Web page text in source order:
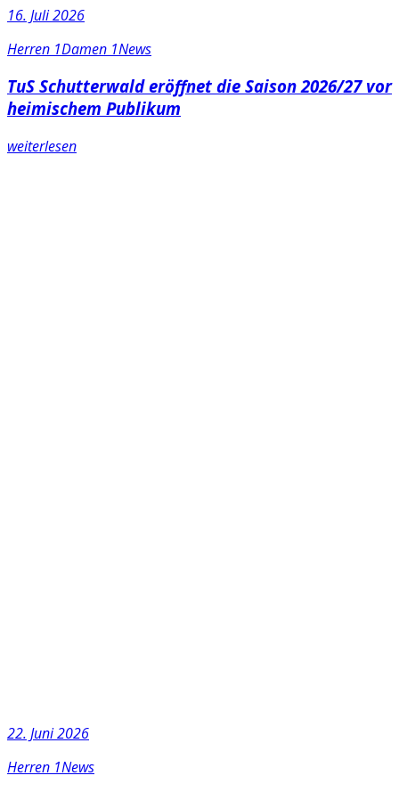
16. Juli 2026
Herren 1Damen 1News
TuS Schutterwald eröffnet die Saison 2026/27 vor
heimischem Publikum
weiterlesen
22. Juni 2026
Herren 1News